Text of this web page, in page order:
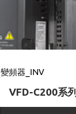
變頻器_INV
VFD-C200系列